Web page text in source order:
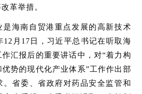
革举措。
是海南自贸港重点发展的高新技术
12月17日，习近平总书记在听取海
汇报后的重要讲话中，对“着力构
势的现代化产业体系”工作作出部
。省委、省政府对药品安全监管和